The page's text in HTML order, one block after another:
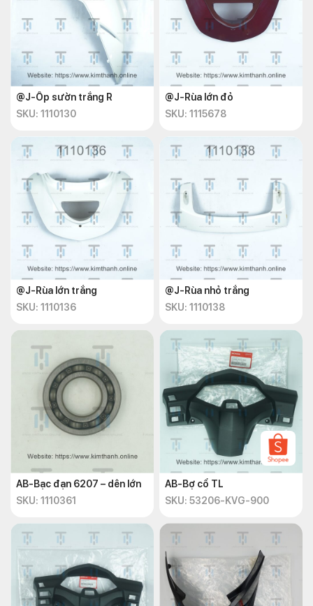
@J-Ốp sườn trắng R
SKU: 1110130
@J-Rùa lớn đỏ
SKU: 1115678
@J-Rùa lớn trắng
SKU: 1110136
@J-Rùa nhỏ trắng
SKU: 1110138
AB-Bạc đạn 6207 – dên lớn
SKU: 1110361
AB-Bợ cổ TL
SKU: 53206-KVG-900